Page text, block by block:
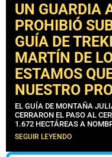
UN GUARDIA
PROHIBIÓ
GUÍA DE
MARTÍN DE
ESTAMOS
NUESTRO
EL GUÍA DE MONTAÑA
CERRARON EL PASO AL
1.672 HECTÁREAS A
SEGUIR LEYENDO